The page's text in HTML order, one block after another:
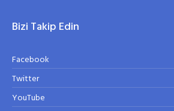
Bizi Takip Edin
Facebook
Twitter
YouTube